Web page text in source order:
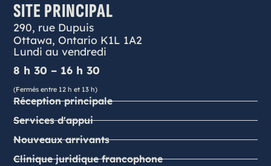
SITE PRINCIPAL
290, rue Dupuis
Ottawa, Ontario K1L 1A2
Lundi au vendredi
8 h 30 – 16 h 30
(Fermés entre 12 h et 13 h)
Réception principale
Services d'appui
Nouveaux arrivants
Clinique juridique francophone